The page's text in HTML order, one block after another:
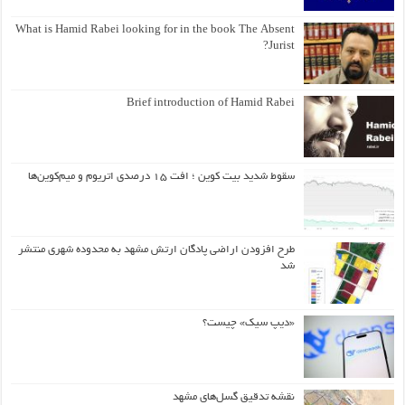
What is Hamid Rabei looking for in the book The Absent
Jurist?
Brief introduction of Hamid Rabei
سقوط شدید بیت کوین ؛ افت ۱۵ درصدی اتریوم و میم‌کوین‌ها
طرح افزودن اراضی پادگان ارتش مشهد به محدوده شهری منتشر
شد
«دیپ سیک» چیست؟
نقشه تدقیق گسل‌های مشهد